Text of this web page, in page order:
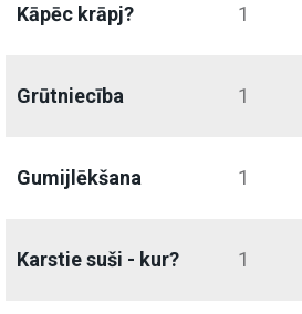
Kāpēc krāpj? 1
Grūtniecība 1
Gumijlēkšana 1
Karstie suši - kur? 1